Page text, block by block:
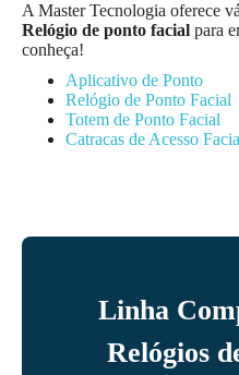
A Master Tecnologia oferece
Relógio de ponto facial para
conheça!
Aplicativo de Ponto
Relógio de Ponto Facial
Totem de Ponto Facial
Catracas de Acesso
Linha
Relógios